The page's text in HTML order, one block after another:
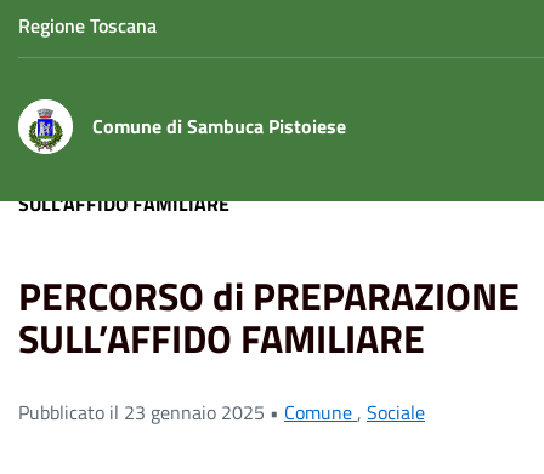
Regione Toscana
Comune di Sambuca Pistoiese
SULL’AFFIDO FAMILIARE
PERCORSO di PREPARAZIONE
SULL’AFFIDO FAMILIARE
Pubblicato il 23 gennaio 2025 • Comune, Sociale